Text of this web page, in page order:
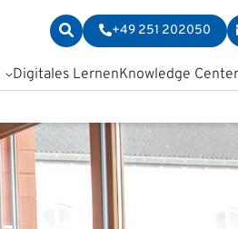
+49 251 202050
Digitales LernenKnowledge Center